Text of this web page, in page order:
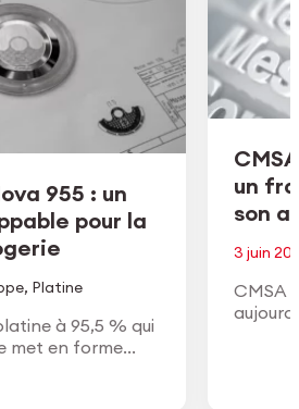
955 : un
pour la
, Platine
à 95,5 % qui
met en forme
un
son
3 juin
CMSA